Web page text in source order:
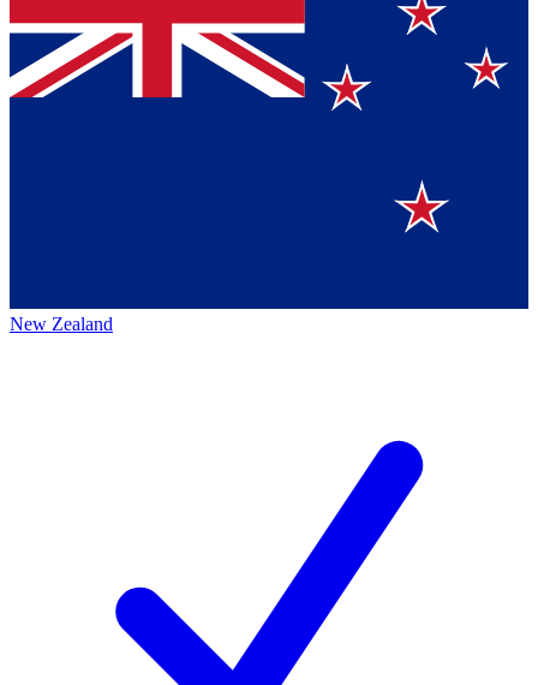
New Zealand